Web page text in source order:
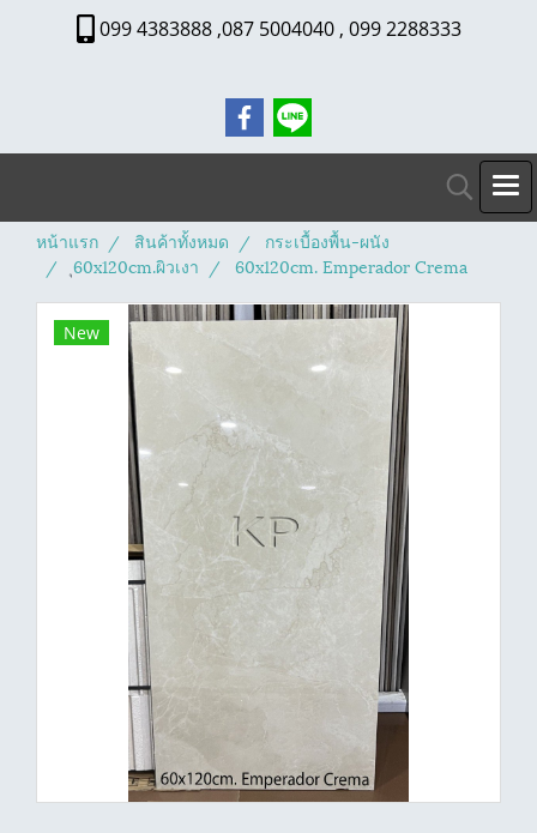
099 4383888 ,087 5004040 , 099 2288333
หน้าแรก สินค้าทั้งหมด
กระเบื้องพื้น-ผนัง
ุ60x120cm.ผิวเงา
60x120cm. Emperador Crema
New